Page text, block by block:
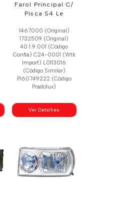
Farol Principal C/
Pisca S4 Le
1467000 (Original)
1732509 (Original)
40.1.9.001 (Código
Confia) C24-0001 (Wtk
Import) L0113016
(Código Similar)
Pl60749222 (Código
Pradolux)
Ver Detalhes